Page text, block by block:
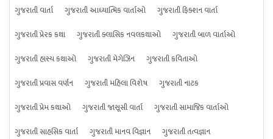
ગુજરાતી વાર્તા ગુજરાતી આધ્યાત્મિક વાર્તાઓ
ગુજરાતી ફિક્શન વાર્તા
ગુજરાતી પ્રેરક કથા
ગુજરાતી ક્લાસિક નવલકથાઓ
ગુજરાતી બાળ વાર્તાઓ
ગુજરાતી હાસ્ય કથાઓ
ગુજરાતી મેગેઝિન
ગુજરાતી કવિતાઓ
ગુજરાતી પ્રવાસ વર્ણન
ગુજરાતી મહિલા વિશેષ
ગુજરાતી નાટક
ગુજરાતી પ્રેમ કથાઓ
ગુજરાતી જાસૂસી વાર્તા
ગુજરાતી સામાજિક વાર્તાઓ
ગુજરાતી સાહસિક વાર્તા
ગુજરાતી માનવ વિજ્ઞાન
ગુજરાતી તત્વજ્ઞાન